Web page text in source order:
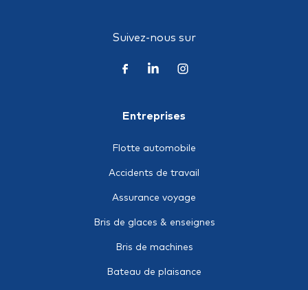
Suivez-nous sur
Entreprises
Flotte automobile
Accidents de travail
Assurance voyage
Bris de glaces & enseignes
Bris de machines
Bateau de plaisance